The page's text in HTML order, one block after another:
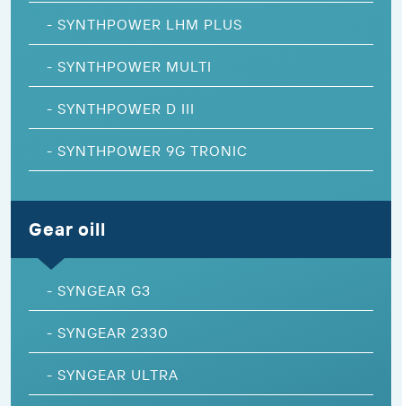
- SYNTHPOWER LHM PLUS
- SYNTHPOWER MULTI
- SYNTHPOWER D III
- SYNTHPOWER 9G TRONIC
Gear oill
- SYNGEAR G3
- SYNGEAR 2330
- SYNGEAR ULTRA